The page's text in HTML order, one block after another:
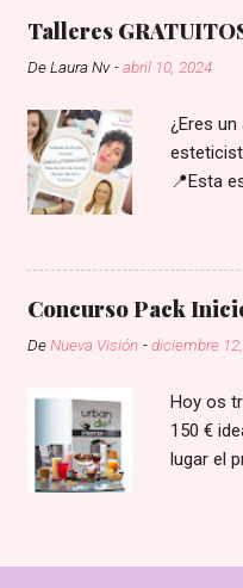
una
lo que
Talleres
DeLaura Nv -abril 10, 2024
¿Eres
📍Esta
Concurso Pack
DeNueva Visión -diciembre
Hoy os
150 €
lugar el